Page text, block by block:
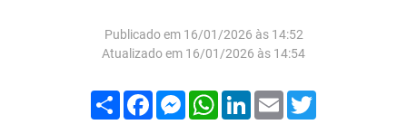
Publicado em 16/01/2026 às 14:52
Atualizado em 16/01/2026 às 14:54
Compartilhar
FacebookMessenger
WhatsApp
LinkedIn
Email